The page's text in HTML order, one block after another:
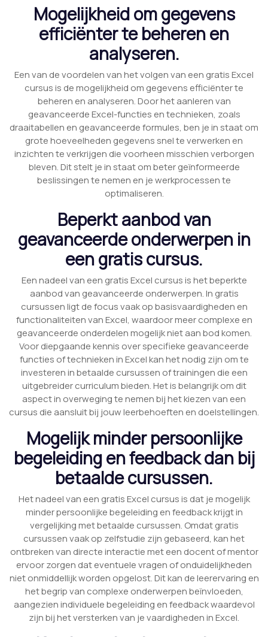
Mogelijkheid om gegevens
efficiënter te beheren en
analyseren.
Een van de voordelen van het volgen van een gratis Excel
cursus is de mogelijkheid om gegevens efficiënter te
beheren en analyseren. Door het aanleren van
geavanceerde Excel-functies en technieken, zoals
draaitabellen en geavanceerde formules, ben je in staat om
grote hoeveelheden gegevens snel te verwerken en
inzichten te verkrijgen die voorheen misschien verborgen
bleven. Dit stelt je in staat om beter geïnformeerde
beslissingen te nemen en je werkprocessen te
optimaliseren.
Beperkt aanbod van
geavanceerde onderwerpen in
een gratis cursus.
Een nadeel van een gratis Excel cursus is het beperkte
aanbod van geavanceerde onderwerpen. In gratis
cursussen ligt de focus vaak op basisvaardigheden en
functionaliteiten van Excel, waardoor meer complexe en
geavanceerde onderdelen mogelijk niet aan bod komen.
Voor diepgaande kennis over specifieke geavanceerde
functies of technieken in Excel kan het nodig zijn om te
investeren in betaalde cursussen of trainingen die een
uitgebreider curriculum bieden. Het is belangrijk om dit
aspect in overweging te nemen bij het kiezen van een
cursus die aansluit bij jouw leerbehoeften en doelstellingen.
Mogelijk minder persoonlijke
begeleiding en feedback dan bij
betaalde cursussen.
Het nadeel van een gratis Excel cursus is dat je mogelijk
minder persoonlijke begeleiding en feedback krijgt in
vergelijking met betaalde cursussen. Omdat gratis
cursussen vaak op zelfstudie zijn gebaseerd, kan het
ontbreken van directe interactie met een docent of mentor
ervoor zorgen dat eventuele vragen of onduidelijkheden
niet onmiddellijk worden opgelost. Dit kan de leerervaring en
het begrip van complexe onderwerpen beïnvloeden,
aangezien individuele begeleiding en feedback waardevol
zijn bij het versterken van je vaardigheden in Excel.